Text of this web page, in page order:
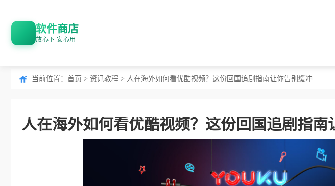
软件商店
放心下 安心用
当前位置： 首页 > 资讯教程 > 人在海外如何看优酷视频？这份回国追剧指南让你告别缓冲
人在海外如何看优酷视频？这份回国追剧指南